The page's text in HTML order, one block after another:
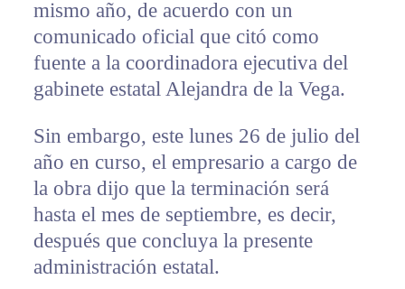
mismo año, de acuerdo con un
comunicado oficial que citó como
fuente a la coordinadora ejecutiva del
gabinete estatal Alejandra de la Vega.
Sin embargo, este lunes 26 de julio del
año en curso, el empresario a cargo de
la obra dijo que la terminación será
hasta el mes de septiembre, es decir,
después que concluya la presente
administración estatal.